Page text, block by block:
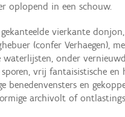
oplopend in een schouw.
vierkante
(confer Verhaegen),
waterlijsten, onder
vrij fantaisistische
benedenvensters en
archivolt of